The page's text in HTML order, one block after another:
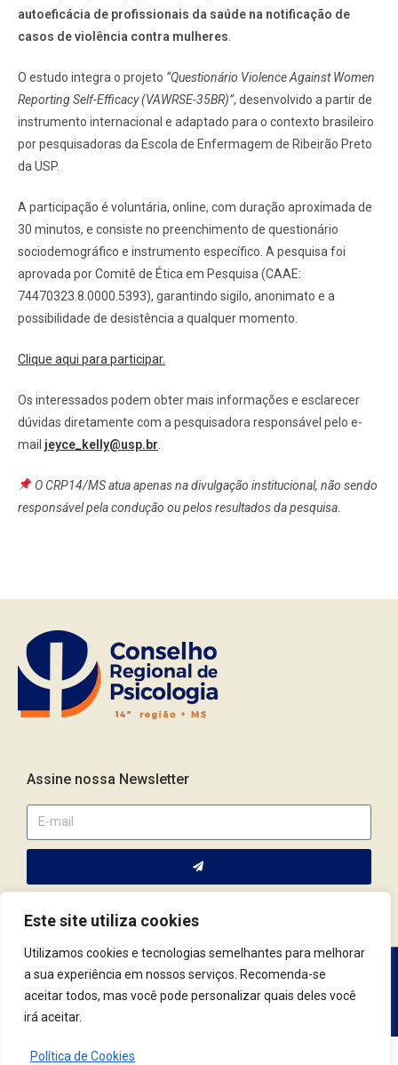
Este site utiliza cookies
Utilizamos cookies e tecnologias semelhantes para melhorar
a sua experiência em nossos serviços. Recomenda-se
aceitar todos, mas você pode personalizar quais deles você
irá aceitar.
Política de Cookies
autoeficácia de profissionais da saúde na notificação de
casos de violência contra mulheres
O estudo integra o projeto “Questionário Violence Against Women
Reporting Self-Efficacy (VAWRSE-35BR)”, desenvolvido a partir de
instrumento internacional e adaptado para o contexto brasileiro
por pesquisadoras da Escola de Enfermagem de Ribeirão Preto
da USP.
A participação é voluntária, online, com duração aproximada de
30 minutos, e consiste no preenchimento de questionário
sociodemográfico e instrumento específico. A pesquisa foi
aprovada por Comitê de Ética em Pesquisa (CAAE:
74470323.8.0000.5393), garantindo sigilo, anonimato e a
possibilidade de desistência a qualquer momento.
Clique aqui para participar.
Os interessados podem obter mais informações e esclarecer
dúvidas diretamente com a pesquisadora responsável pelo e-
mail jeyce_kelly@usp.br
O CRP14/MS atua apenas na divulgação institucional, não sendo
responsável pela condução ou pelos resultados da pesquisa.
Assine nossa Newsletter
Av. Fernando Corrêa da Costa, 2044 | Cep.: 79.004-311 | Campo
Grande / MS | (67) 3382.4801 | (67) 9123.7759